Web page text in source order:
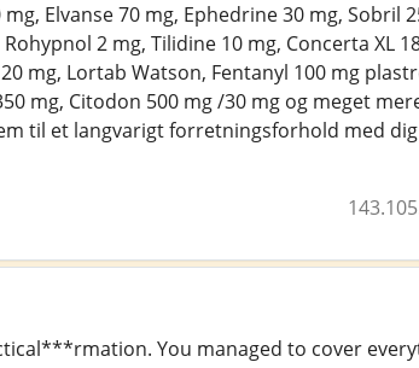
Elvanse 70 mg, Ephedrine 30 mg, Sobril
2 mg, Tilidine 10 mg, Concerta XL
mg, Lortab Watson, Fentanyl 100 mg
mg, Citodon 500 mg /30 mg og meget
til et langvarigt forretningsforhold med
You managed to cover